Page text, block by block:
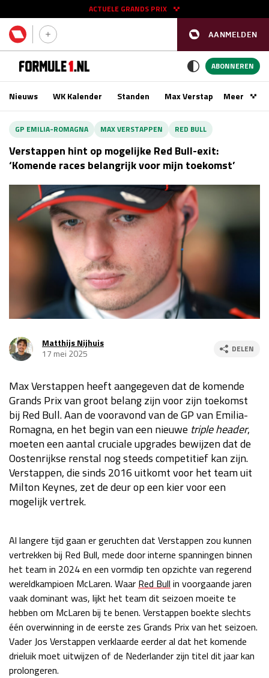
AANMELDEN
ACTUELE GRANDS PRIX
11 - 13 sep
Race
zo 15:00 - 17:00
GP AZERBEIDZJAN 2026
Kwalificatie
Race
za 13:00 - 15:00
Kwalificatie
za 15:00 - 16:00
Kwalificatie
za 23:00 - 00:00
Race
zo 21:00 - 23:00
GP MEXICO 2026 30 okt - 01 nov
Kwalificatie
za 22:00 - 23:00
Race
zo 21:00 - 23:00
Kwalificatie
za 19:00 - 20:00
Race
zo 18:00 - 20:00
Kwalificatie
za 05:00 - 06:00
Race
zo 05:00 - 07:00
GP QATAR 2026
GP ABU DHABI 2026 04 - 06 dec
Kwalificatie
za 15:00 - 16:00
Race
zo 14:00 - 16:00
ABONNEREN
Nieuws WK Kalender Standen Max VerstappenMeer
GP EMILIA-ROMAGNA MAX VERSTAPPEN RED BULL
Verstappen hint op mogelijke Red Bull-exit:
‘Komende races belangrijk voor mijn toekomst’
Matthijs Nijhuis
17 mei 2025
DELEN
Max Verstappen heeft aangegeven dat de komende
Grands Prix van groot belang zijn voor zijn toekomst
bij Red Bull. Aan de vooravond van de GP van Emilia-
Romagna, en het begin van een nieuwe triple header,
moeten een aantal cruciale upgrades bewijzen dat de
Oostenrijkse renstal nog steeds competitief kan zijn.
Verstappen, die sinds 2016 uitkomt voor het team uit
Milton Keynes, zet de deur op een kier voor een
mogelijk vertrek.
Al langere tijd gaan er geruchten dat Verstappen zou kunnen
vertrekken bij Red Bull, mede door interne spanningen binnen
het team in 2024 en een vormdip ten opzichte van regerend
wereldkampioen McLaren. Waar Red Bull in voorgaande jaren
vaak dominant was, lijkt het team dit seizoen moeite te
hebben om McLaren bij te benen. Verstappen boekte slechts
één overwinning in de eerste zes Grands Prix van het seizoen.
Vader Jos Verstappen verklaarde eerder al dat het komende
drieluik moet uitwijzen of de Nederlander zijn titel dit jaar kan
prolongeren.